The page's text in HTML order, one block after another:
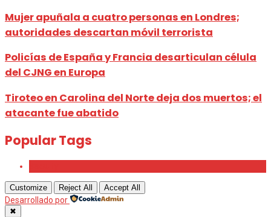
Mujer apuñala a cuatro personas en Londres;
autoridades descartan móvil terrorista
Policías de España y Francia desarticulan célula
del CJNG en Europa
Tiroteo en Carolina del Norte deja dos muertos; el
atacante fue abatido
Popular Tags
Customize Reject All Accept All
Desarrollado por
✖